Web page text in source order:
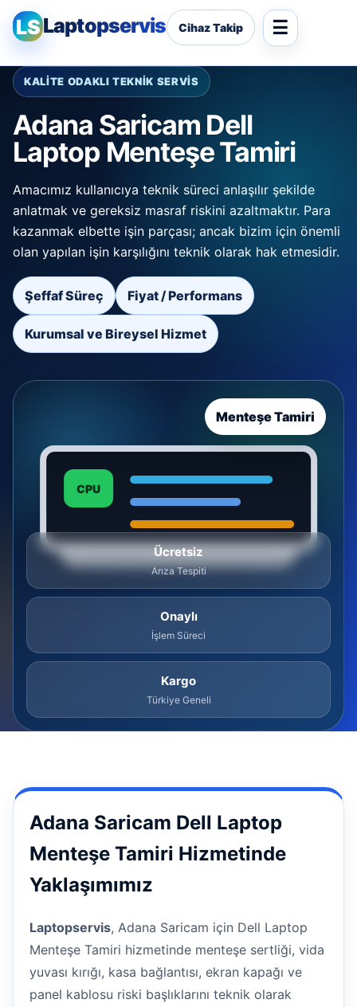
LSLaptopservis Cihaz Takip
KALİTE ODAKLI TEKNİK SERVİS
Adana Saricam Dell
Laptop Menteşe Tamiri
Amacımız kullanıcıya teknik süreci anlaşılır şekilde
anlatmak ve gereksiz masraf riskini azaltmaktır. Para
kazanmak elbette işin parçası; ancak bizim için önemli
olan yapılan işin karşılığını teknik olarak hak etmesidir.
Şeffaf Süreç Fiyat / Performans
Kurumsal ve Bireysel Hizmet
CPU
Menteşe Tamiri
Ücretsiz
Arıza Tespiti
Onaylı
İşlem Süreci
Kargo
Türkiye Geneli
Adana Saricam Dell Laptop
Menteşe Tamiri Hizmetinde
Yaklaşımımız
Laptopservis, Adana Saricam için Dell Laptop
Menteşe Tamiri hizmetinde menteşe sertliği, vida
yuvası kırığı, kasa bağlantısı, ekran kapağı ve
panel kablosu riski başlıklarını teknik olarak